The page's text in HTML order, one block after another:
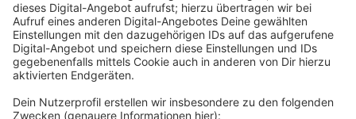
Pflicht mehr, öffentliche Telefone vorzuhalten. Wie
viele davon es aktuell im Kreis Siegen-Wittgenstein
gibt, mag die Telekom nicht sagen. Der
Rechercheaufwand sei zu groß, antwortete das
Unternehmen auf die entsprechende Radio-Siegen-
Anfrage.